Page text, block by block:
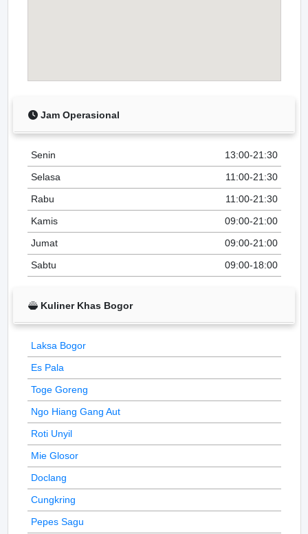
Jam Operasional
Senin
13:00-21:30
Selasa
11:00-21:30
Rabu
11:00-21:30
Kamis
09:00-21:00
Jumat
09:00-21:00
Sabtu
09:00-18:00
Kuliner Khas Bogor
Laksa Bogor
Es Pala
Toge Goreng
Ngo Hiang Gang Aut
Roti Unyil
Mie Glosor
Doclang
Cungkring
Pepes Sagu